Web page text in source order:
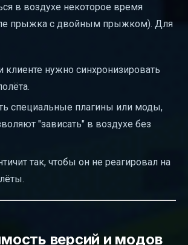
в воздухе некоторое время
прыжка с двойным прыжком). Для
клиенте нужно синхронизировать
специальные плагины или моды,
"зависать" в воздухе без
так, чтобы он не реагировал на
версий и модов